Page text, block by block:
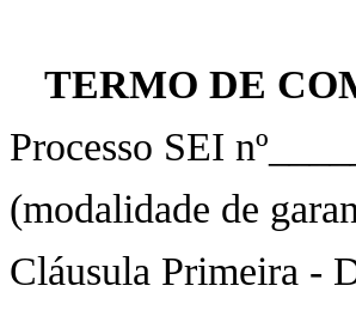
TERMO DE
Processo SEI
(modalidade de
Cláusula Primeira -